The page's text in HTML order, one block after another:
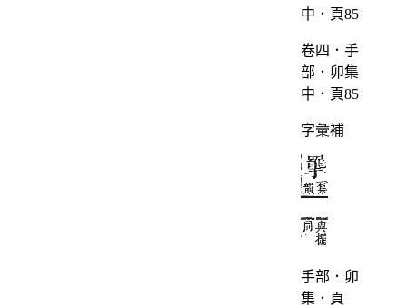
卷四．手
部．卯集
中．頁85
字彙補
手部．卯
集．頁